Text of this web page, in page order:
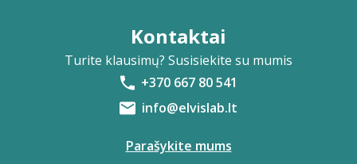
Kontaktai
Turite klausimų? Susisiekite su mumis
+370 667 80 541
info@elvislab.lt
Parašykite mums